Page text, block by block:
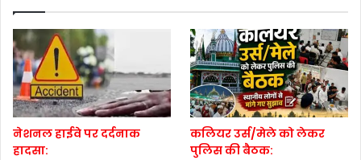
नेशनल हाईवे पर दर्दनाक
हादसा:
कलियर उर्स/मेले को लेकर
पुलिस की बैठक: